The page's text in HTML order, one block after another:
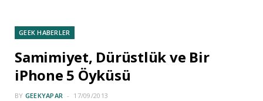
GEEK HABERLER
Samimiyet, Dürüstlük ve Bir
iPhone 5 Öyküsü
BY GEEKYAPAR 17/09/2013